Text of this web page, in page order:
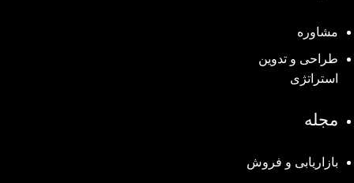
مشاوره
طراحی و تدوین
استراتژی
مجله
بازاریابی و فروش